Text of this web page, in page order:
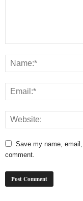
Save my name,
comment.